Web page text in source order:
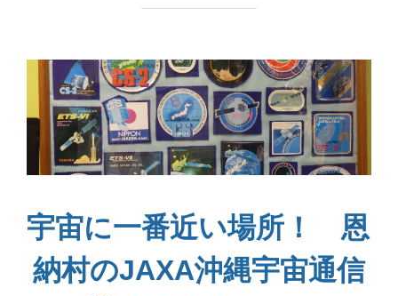
宇宙に一番近い場所！ 恩
納村のJAXA沖縄宇宙通信